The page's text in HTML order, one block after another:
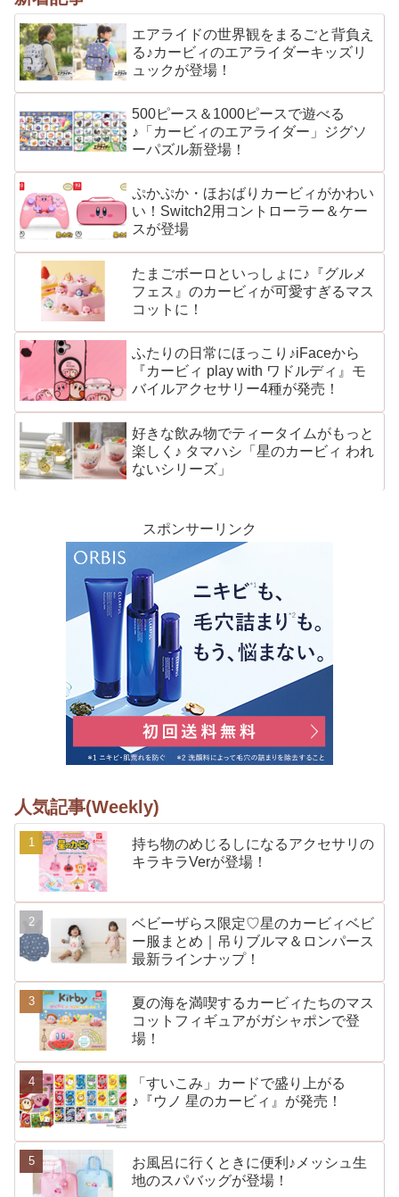
エアライドの世界観をまるごと背負え
る♪カービィのエアライダーキッズリ
ュックが登場！
500ピース＆1000ピースで遊べる
♪「カービィのエアライダー」ジグソ
ーパズル新登場！
ぷかぷか・ほおばりカービィがかわい
い！Switch2用コントローラー＆ケー
スが登場
たまごボーロといっしょに♪『グルメ
フェス』のカービィが可愛すぎるマス
コットに！
ふたりの日常にほっこり♪iFaceから
『カービィ play with ワドルディ』モ
バイルアクセサリー4種が発売！
好きな飲み物でティータイムがもっと
楽しく♪ タマハシ「星のカービィ われ
ないシリーズ」
スポンサーリンク
人気記事(Weekly)
持ち物のめじるしになるアクセサリの
キラキラVerが登場！
ベビーザらス限定♡星のカービィベビ
ー服まとめ｜吊りブルマ＆ロンパース
最新ラインナップ！
夏の海を満喫するカービィたちのマス
コットフィギュアがガシャポンで登
場！
「すいこみ」カードで盛り上がる
♪『ウノ 星のカービィ』が発売！
お風呂に行くときに便利♪メッシュ生
地のスパバッグが登場！